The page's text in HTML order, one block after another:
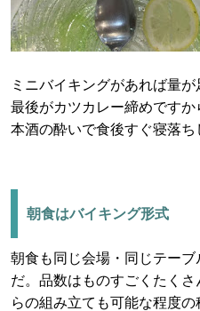
ミニバイキングがあれば量
最後がカツカレー締めです
本酒の酔いで食後すぐ寝落ち
朝食はバイキング形式
朝食も同じ会場・同じテー
だ。品数はものすごくたく
らの組み立ても可能な程度